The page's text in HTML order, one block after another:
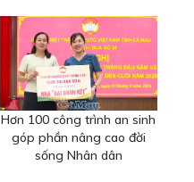
Hơn 100 công trình an sinh
góp phần nâng cao đời
sống Nhân dân